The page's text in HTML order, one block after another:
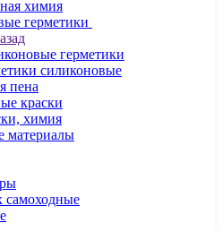
химия
герметики
герметики
силиконовые
пена
краски
химия
материалы
самоходные